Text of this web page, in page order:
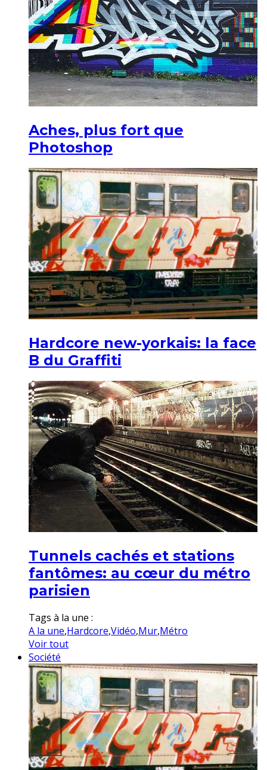
Aches, plus fort que
Photoshop
Hardcore new-yorkais: la face
B du Graffiti
Tunnels cachés et stations
fantômes: au cœur du métro
parisien
Tags à la une :
A la une,Hardcore,Vidéo,Mur,Métro
Voir tout
Société